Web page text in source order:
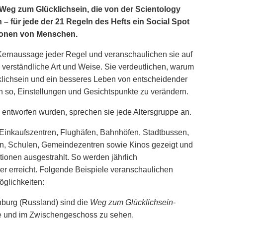
zum Glücklichsein, die von der Scientology
für jede der 21 Regeln des Hefts ein Social Spot
von Menschen.
jeder Regel und veranschaulichen sie auf
Art und Weise. Sie verdeutlichen, warum
und ein besseres Leben von entscheidender
so, Einstellungen und Gesichtspunkte zu verändern.
wurden, sprechen sie jede Altersgruppe an.
Flughäfen, Bahnhöfen, Stadtbussen,
Schulen, Gemeindezentren sowie Kinos gezeigt und
ausgestrahlt. So werden jährlich
erreicht. Folgende Beispiele veranschaulichen
(Russland) sind die Weg zum Glücklichsein-
im Zwischengeschoss zu sehen.